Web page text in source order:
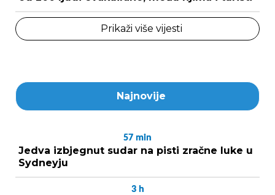
Prikaži više vijesti
Najnovije
57 min
Jedva izbjegnut sudar na pisti zračne luke u
Sydneyju
3 h